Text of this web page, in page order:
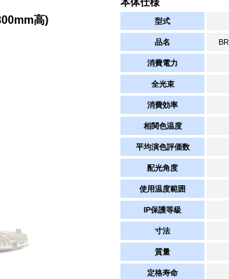
高)
型式
品名
消費電力
全光束
消費効率
相関色温度
平均演色評価数
配光角度
使用温度範囲
IP保護等級
寸法
質量
定格寿命